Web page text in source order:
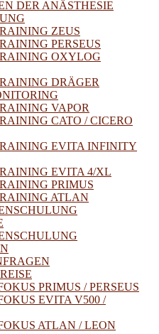
DER ANÄSTHESIE
ZEUS
PERSEUS
OXYLOG
DRÄGER
VAPOR
CATO / CICERO
EVITA INFINITY
EVITA 4/XL
PRIMUS
ATLAN
PRIMUS / PERSEUS
EVITA V500 /
ATLAN / LEON